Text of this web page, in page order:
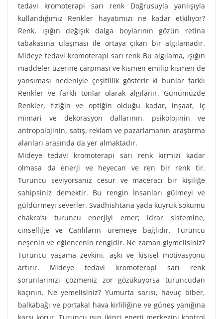
tedavi kromoterapi sarı renk Doğrusuyla yanlışıyla
kullandığımız Renkler hayatımızı ne kadar etkiliyor?
Renk, ışığın değışık dalga boylarının gözün retina
tabakasına ulaşması ile ortaya çıkan bir algılamadır.
Mideye tedavi kromoterapi sarı renk Bu algılama, ışığın
maddeler üzerine çarpması ve kısmen emilip kısmen de
yansıması nedeniyle çeşitlilik gösterir ki bunlar farklı
Renkler ve farklı tonlar olarak algılanır. Günümüzde
Renkler, fiziğin ve optiğin olduğu kadar, inşaat, iç
mimari ve dekorasyon dallarının, psikolojinin ve
antropolojinin, satış, reklam ve pazarlamanın araştırma
alanları arasında da yer almaktadır.
Mideye tedavi kromoterapi sarı renk kırmızı kadar
olmasa da enerji ve heyecan ve ren bir renk tir.
Turuncu seviyorsanız cesur ve maceracı bir kişiliğe
sahipsiniz demektir. Bu rengin İnsanları gülmeyi ve
güldürmeyi severler. Svadhishtana yada kuyruk sokumu
chakra’sı turuncu enerjiyi emer; idrar sistemine,
cinselliğe ve Canlıların üremeye bağlıdır. Turuncu
neşenin ve eğlencenin rengidir. Ne zaman giymelisiniz?
Turuncu yaşama zevkini, aşkı ve kişisel motivasyonu
artırır. Mideye tedavi kromoterapi sarı renk
sorunlarınızı çözmeniz zor gözüküyorsa turuncudan
kaçının. Ne yemelisiniz? Yumurta sarısı, havuç biber,
balkabağı ve portakal hava kirliliğine ve güneş yanığına
karşı korur. Turuncu ışın ikinci enerji merkezini kontrol